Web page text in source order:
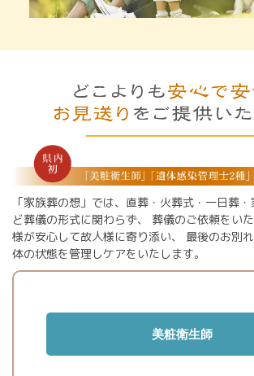
「家族葬の想」では、直葬・火葬式・一日葬
ど葬儀の形式に関わらず、
葬儀のご依頼をい
様が安心して故人様に寄り添い、
最後のお別
体の状態を管理しケアをいたします。
美粧衛生師